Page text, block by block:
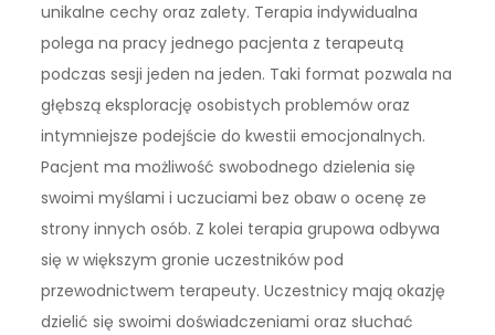
unikalne cechy oraz zalety. Terapia indywidualna
polega na pracy jednego pacjenta z terapeutą
podczas sesji jeden na jeden. Taki format pozwala na
głębszą eksplorację osobistych problemów oraz
intymniejsze podejście do kwestii emocjonalnych.
Pacjent ma możliwość swobodnego dzielenia się
swoimi myślami i uczuciami bez obaw o ocenę ze
strony innych osób. Z kolei terapia grupowa odbywa
się w większym gronie uczestników pod
przewodnictwem terapeuty. Uczestnicy mają okazję
dzielić się swoimi doświadczeniami oraz słuchać